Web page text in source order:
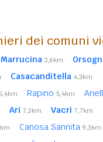
dei comuni
2,6km
Casacanditella 4,3km
Rapino 5,4km
Ari 7,3km Vacri 7,7km
Canosa Sannita 9,3km